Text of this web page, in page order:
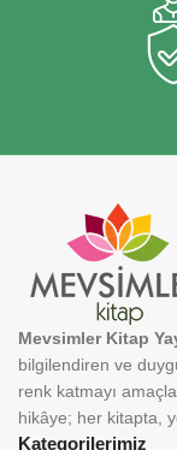
Kategorilerimiz
Mevsimler Kitap
bilgilendiren ve
renk katmayı
hikâye; her kitapta,